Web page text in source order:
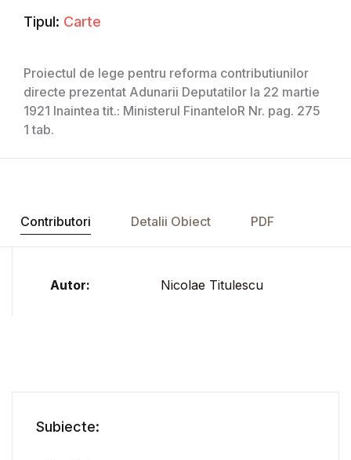
Tipul: Carte
Proiectul de lege pentru reforma contributiunilor
directe prezentat Adunarii Deputatilor la 22 martie
1921 Inaintea tit.: Ministerul FinanteloR Nr. pag. 275
1 tab.
Contributori Detalii Obiect PDF
Autor: Nicolae Titulescu
Subiecte: